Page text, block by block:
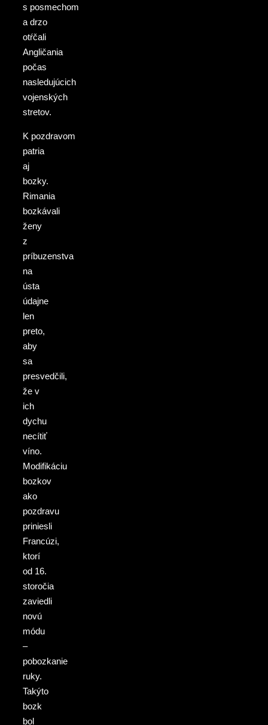
s posmechom
a drzo
otŕčali
Angličania
počas
nasledujúcich
vojenských
stretov.
K pozdravom
patria
aj
bozky.
Rimania
bozkávali
ženy
z
príbuzenstva
na
ústa
údajne
len
preto,
aby
sa
presvedčili,
že v
ich
dychu
necítiť
víno.
Modifikáciu
bozkov
ako
pozdravu
priniesli
Francúzi,
ktorí
od 16.
storočia
zaviedli
novú
módu
–
pobozkanie
ruky.
Takýto
bozk
bol